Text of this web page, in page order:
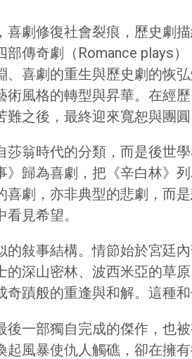
喜劇修復社會裂痕，歷史劇
部傳奇劇（Romance plays
、喜劇的重生與歷史劇的恢
術風格的轉型與昇華。在經
之後，最終迎來寬恕與團圓
莎翁時代的分類，而是後世
》歸為喜劇，把《辛白林》
喜劇，亦非典型的悲劇，而
見希望。
的敍事結構。情節始於宮廷
的深山密林、波西米亞的草
奇蹟般的重逢與和解。這種
後一部獨自完成的傑作，
起風暴使仇人觸礁，卻在擁